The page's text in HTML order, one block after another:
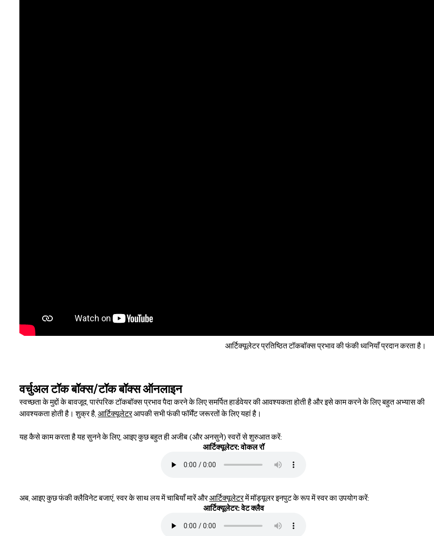
आर्टिक्यूलेटर प्रतिष्ठित टॉकबॉक्स प्रभाव की फंकी ध्वनियाँ प्रदान करता है।
वर्चुअल टॉक बॉक्स/टॉक बॉक्स ऑनलाइन
स्वच्छता के मुद्दों के बावजूद, पारंपरिक टॉकबॉक्स प्रभाव पैदा करने के लिए समर्पित हार्डवेयर की आवश्यकता होती है और इसे काम करने के लिए बहुत अभ्यास की
आवश्यकता होती है। शुक्र है, आर्टिक्यूलेटरआपकी सभी फंकी फॉर्मेंट जरूरतों के लिए यहां है।
यह कैसे काम करता है यह सुनने के लिए, आइए कुछ बहुत ही अजीब (और अनसुने) स्वरों से शुरुआत करें:
आर्टिक्यूलेटर: वोकल रॉ
अब, आइए कुछ फंकी क्लैविनेट बजाएं, स्वर के साथ लय में चाबियाँ मारें औरआर्टिक्यूलेटरमें मॉड्यूलर इनपुट के रूप में स्वर का उपयोग करें:
आर्टिक्यूलेटर: वेट क्लैव